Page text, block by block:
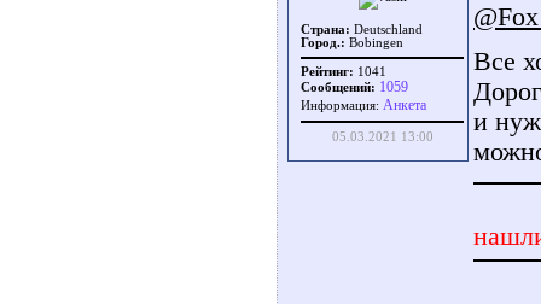
Страна: Deutschland
Город.: Bobingen
Рейтинг: 1041
Сообщений: 1059
Информация: Aнкета
05.03.2021 13:00
Все
и